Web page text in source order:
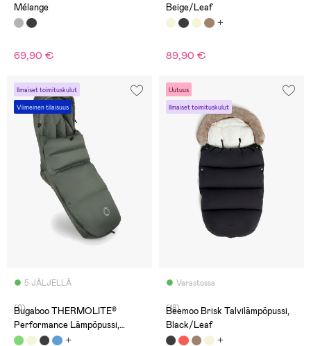
Mélange
69,90 €
Beige/Leaf
89,90 €
Ilmaiset toimituskulut
Viimeinen tilaisuus
5 JÄLJELLÄ
(0)
Bugaboo THERMOLITE®
Performance Lämpöpussi,
Forest Green
Uutuus
Ilmaiset toimituskulut
Varastossa
(18)
Beemoo Brisk Talvilämpöpussi,
Black/Leaf